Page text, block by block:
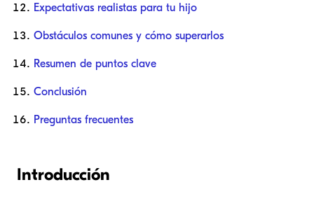
Expectativas realistas para tu hijo
Obstáculos comunes y cómo superarlos
Resumen de puntos clave
Conclusión
Preguntas frecuentes
Introducción